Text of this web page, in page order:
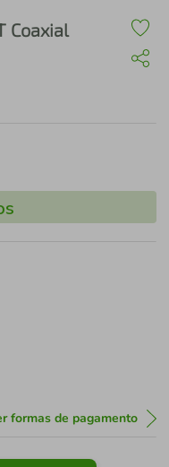
Coaxial
formas de pagamento